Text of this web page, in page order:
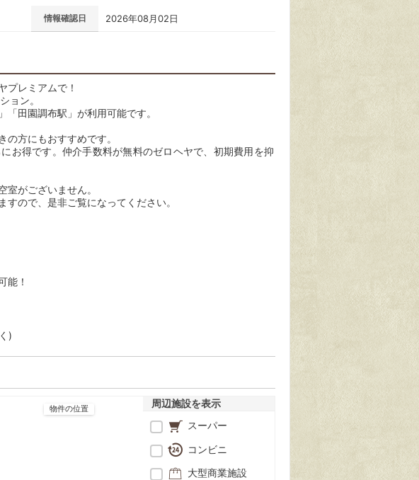
情報確認日 2026年08月02日
プレミアムで！
ョン。
田園調布駅」が利用可能です。
方にもおすすめです。
お得です。仲介手数料が無料のゼロヘヤで、初期費用を抑
がございません。
ので、是非ご覧になってください。
能！
)
物件の位置
周辺施設を表示
スーパー
コンビニ
大型商業施設